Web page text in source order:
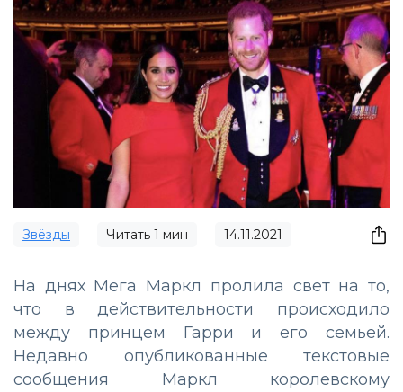
Звёзды Читать 1 мин 14.11.2021
На днях Мега Маркл пролила свет на то,
что в действительности происходило
между принцем Гарри и его семьей.
Недавно опубликованные текстовые
сообщения Маркл королевскому